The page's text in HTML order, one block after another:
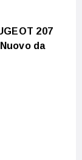
207
da